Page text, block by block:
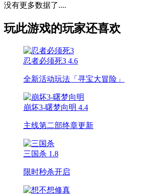
没有更多数据了....
玩此游戏的玩家还喜欢
忍者必须死3 4.6
全新活动玩法「寻宝大冒险」
崩坏3-曙梦向明 4.4
主线第二部终章更新
三国杀 1.8
限时秒杀开启